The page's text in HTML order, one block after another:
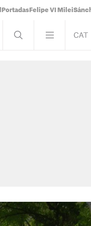
Portadas Felipe VI Milei